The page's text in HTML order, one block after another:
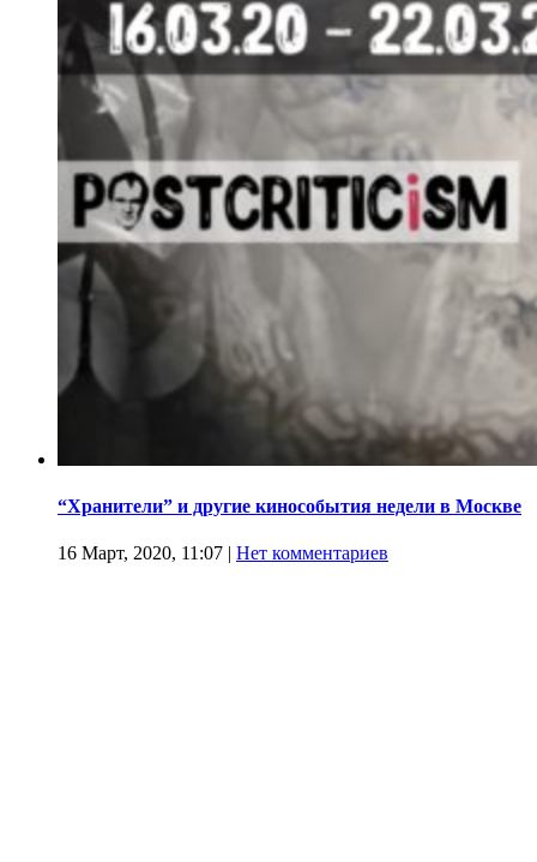
“Хранители” и другие кинособытия недели в Москве
16 Март, 2020, 11:07 | Нет комментариев